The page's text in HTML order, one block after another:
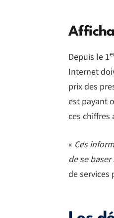
Depuis le 1
Internet
prix des
est payant
ces chiffres
« Ces
de se
de services